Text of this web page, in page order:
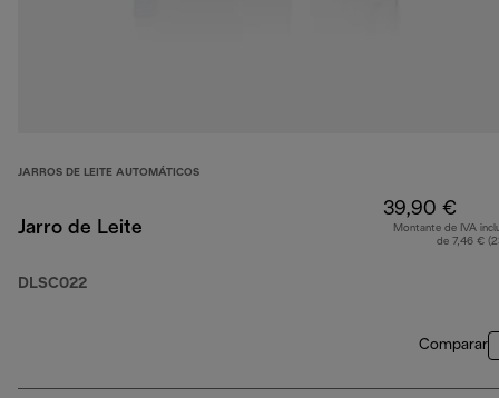
JARROS DE LEITE AUTOMÁTICOS
Jarro de Leite
DLSC022
39,90 €
Montante de IVA
de 7,46 €
Comparar